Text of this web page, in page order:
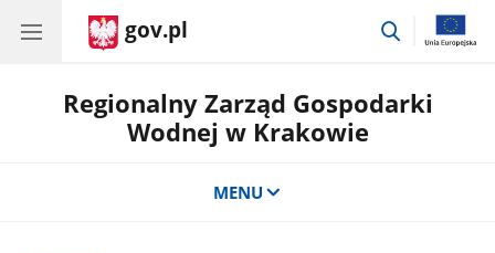
gov.pl
przejdź
Regionalny Zarząd Gospodarki
Wodnej w Krakowie
MENU